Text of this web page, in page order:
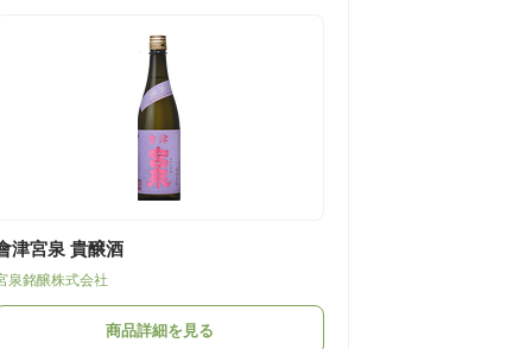
津宮泉 貴醸酒
泉銘醸株式会社
商品詳細を見る